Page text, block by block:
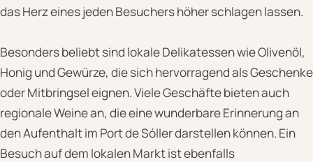
das Herz eines jeden Besuchers höher schlagen lassen.
Besonders beliebt sind lokale Delikatessen wie Olivenöl,
Honig und Gewürze, die sich hervorragend als Geschenke
oder Mitbringsel eignen. Viele Geschäfte bieten auch
regionale Weine an, die eine wunderbare Erinnerung an
den Aufenthalt im Port de Sóller darstellen können. Ein
Besuch auf dem lokalen Markt ist ebenfalls